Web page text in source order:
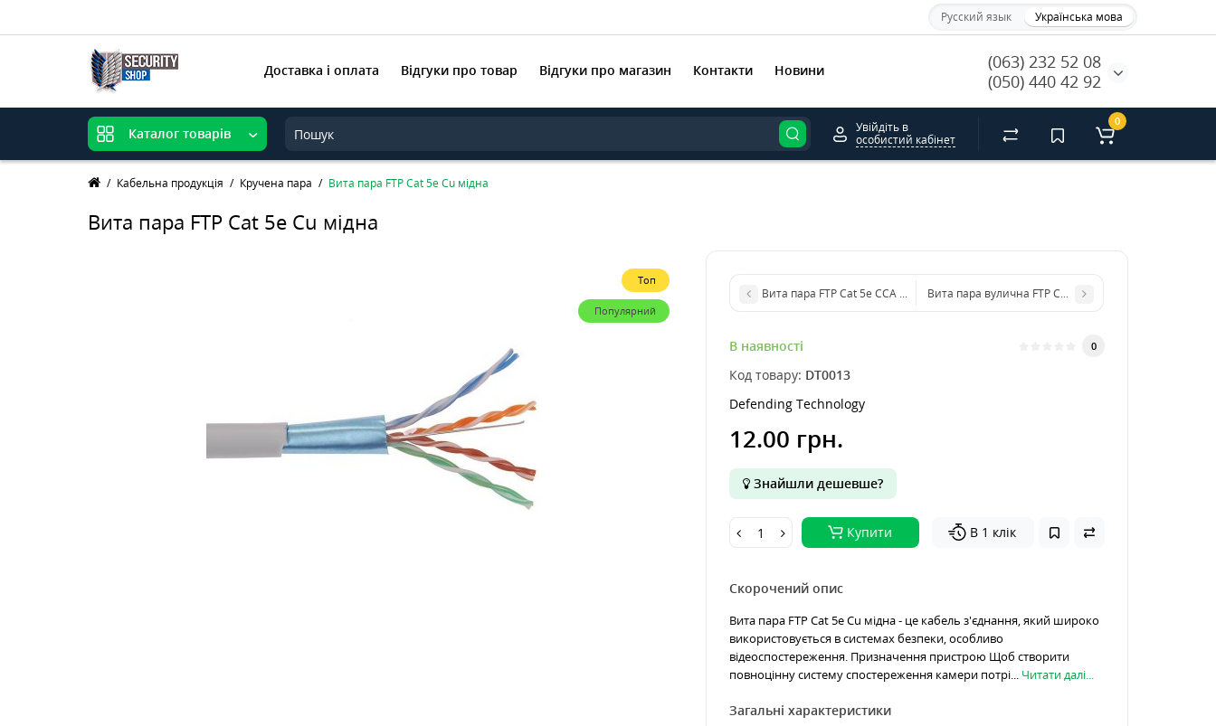
Русский язык Українська мова
(063) 232 52 08
(050) 440 42 92
Доставка і оплата Відгуки про товар Відгуки про магазин Контакти Новини
Каталог товарів
Увійдіть в
особистий кабінет
0
Кабельна продукція Кручена пара Вита пара FTP Cat 5e Cu мідна
Вита пара FTP Cat 5e Cu мідна
Топ
Популярний
Вита пара FTP Cat 5e CCA біметалВита пара вулична FTP Cat 5e Cu Outdoor мідна
В наявності 0
Код товару: DT0013
Defending Technology
12.00 грн.
Знайшли дешевше?
Купити В 1 клік
Скорочений опис
Вита пара FTP Cat 5e Cu мідна - це кабель з'єднання, який широко
використовується в системах безпеки, особливо
відеоспостереження. Призначення пристрою Щоб створити
повноцінну систему спостереження камери потрі... Читати далі...
Загальні характеристики